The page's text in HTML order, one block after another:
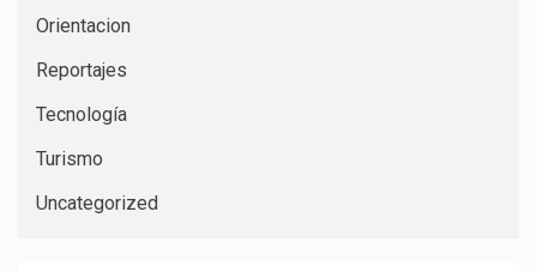
Orientacion
Reportajes
Tecnología
Turismo
Uncategorized